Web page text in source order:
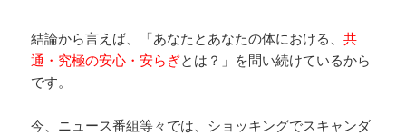
結論から言えば、「あなたとあなたの体における、共
通・究極の安心・安らぎとは？」を問い続けているから
です。
今、ニュース番組等々では、ショッキングでスキャンダ